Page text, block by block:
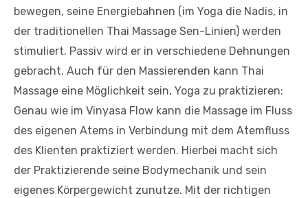
bewegen, seine Energiebahnen (im Yoga die Nadis, in
der traditionellen Thai Massage Sen-Linien) werden
stimuliert. Passiv wird er in verschiedene Dehnungen
gebracht. Auch für den Massierenden kann Thai
Massage eine Möglichkeit sein, Yoga zu praktizieren:
Genau wie im Vinyasa Flow kann die Massage im Fluss
des eigenen Atems in Verbindung mit dem Atemfluss
des Klienten praktiziert werden. Hierbei macht sich
der Praktizierende seine Bodymechanik und sein
eigenes Körpergewicht zunutze. Mit der richtigen